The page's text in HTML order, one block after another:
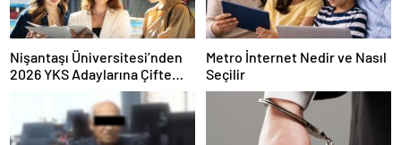
Nişantaşı Üniversitesi’nden
2026 YKS Adaylarına Çifte
Güvence: Sabit Ücret ve
Kesintisiz Burs
Metro İnternet Nedir ve Nasıl
Seçilir